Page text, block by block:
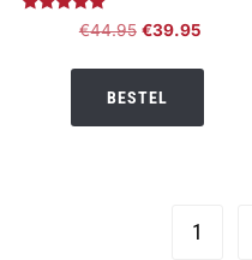
Gewaardeerd
€44.95 Oorspronkelijke
€44.95.
€39.95Huidige
BESTEL
1